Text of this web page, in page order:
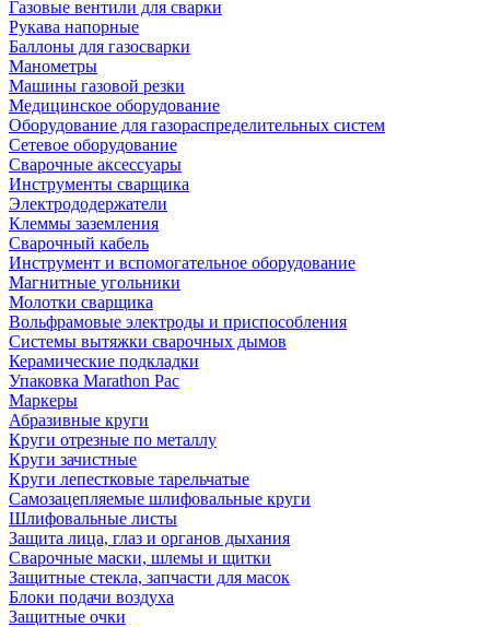
Газовые вентили для сварки
Рукава напорные
Баллоны для газосварки
Манометры
Машины газовой резки
Медицинское оборудование
Оборудование для газораспределительных систем
Сетевое оборудование
Сварочные аксессуары
Инструменты сварщика
Электрододержатели
Клеммы заземления
Сварочный кабель
Инструмент и вспомогательное оборудование
Магнитные угольники
Молотки сварщика
Вольфрамовые электроды и приспособления
Системы вытяжки сварочных дымов
Керамические подкладки
Упаковка Marathon Pac
Маркеры
Абразивные круги
Круги отрезные по металлу
Круги зачистные
Круги лепестковые тарельчатые
Самозацепляемые шлифовальные круги
Шлифовальные листы
Защита лица, глаз и органов дыхания
Сварочные маски, шлемы и щитки
Защитные стекла, запчасти для масок
Блоки подачи воздуха
Защитные очки